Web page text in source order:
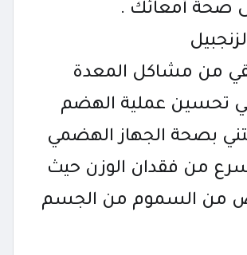
صحة أمعائك .
يقي من مشاكل المعدة
تحسين عملية الهضم
بصحة الجهاز الهضمي
من فقدان الوزن حيث
من السموم من الجسم